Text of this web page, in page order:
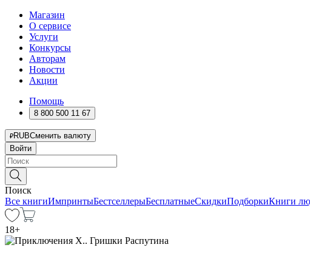
Магазин
О сервисе
Услуги
Конкурсы
Авторам
Новости
Акции
Помощь
8 800 500 11 67
RUBСменить валюту
Войти
Поиск
Все книгиИмпринтыБестселлерыБесплатныеСкидкиПодборкиКниги
18+